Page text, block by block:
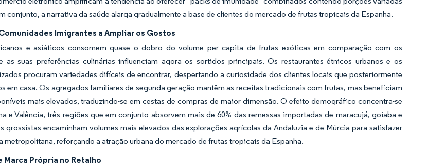
conjunto, a narrativa da saúde alarga gradualmente a base de clientes do mercado de frutas tropicais da Espanha.
Imigrantes a Ampliar os Gostos
e asiáticos consomem quase o dobro do volume per capita de frutas exóticas em comparação com os
as suas preferências culinárias influenciam agora os sortidos principais. Os restaurantes étnicos urbanos e os
procuram variedades difíceis de encontrar, despertando a curiosidade dos clientes locais que posteriormente
em casa. Os agregados familiares de segunda geração mantêm as receitas tradicionais com frutas, mas beneficiam
mais elevados, traduzindo-se em cestas de compras de maior dimensão. O efeito demográfico concentra-se
e Valência, três regiões que em conjunto absorvem mais de 60% das remessas importadas de maracujá, goiaba e
grossistas encaminham volumes mais elevados das explorações agrícolas da Andaluzia e de Múrcia para satisfazer
metropolitana, reforçando a atração urbana do mercado de frutas tropicais da Espanha.
Marca Própria no Retalho